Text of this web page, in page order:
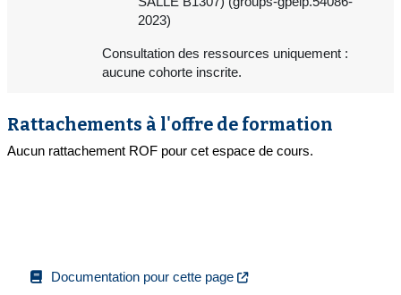
2023)
Consultation des ressources uniquement :
aucune cohorte inscrite.
Rattachements à l'offre de formation
Aucun rattachement ROF pour cet espace de cours.
Documentation pour cette page